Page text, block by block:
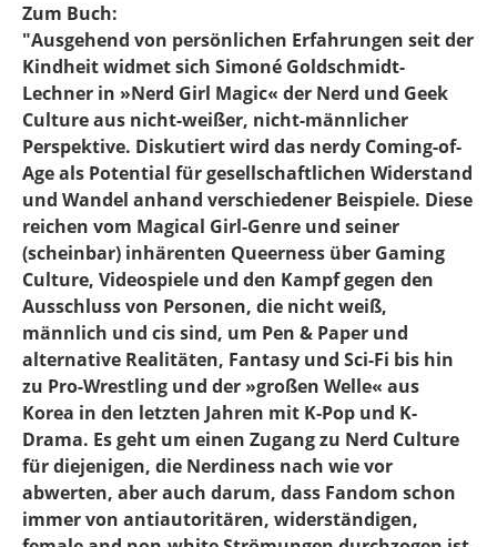
Zum Buch:
"Ausgehend von persönlichen Erfahrungen seit der
Kindheit widmet sich Simoné Goldschmidt-
Lechner in »Nerd Girl Magic« der Nerd und Geek
Culture aus nicht-weißer, nicht-männlicher
Perspektive. Diskutiert wird das nerdy Coming-of-
Age als Potential für gesellschaftlichen Widerstand
und Wandel anhand verschiedener Beispiele. Diese
reichen vom Magical Girl-Genre und seiner
(scheinbar) inhärenten Queerness über Gaming
Culture, Videospiele und den Kampf gegen den
Ausschluss von Personen, die nicht weiß,
männlich und cis sind, um Pen & Paper und
alternative Realitäten, Fantasy und Sci-Fi bis hin
zu Pro-Wrestling und der »großen Welle« aus
Korea in den letzten Jahren mit K-Pop und K-
Drama. Es geht um einen Zugang zu Nerd Culture
für diejenigen, die Nerdiness nach wie vor
abwerten, aber auch darum, dass Fandom schon
immer von antiautoritären, widerständigen,